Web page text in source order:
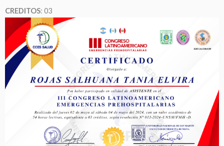
CREDITOS: 03